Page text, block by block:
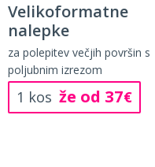
Velikoformatne
nalepke
za polepitev večjih površin s
poljubnim izrezom
1 kos že od 37€